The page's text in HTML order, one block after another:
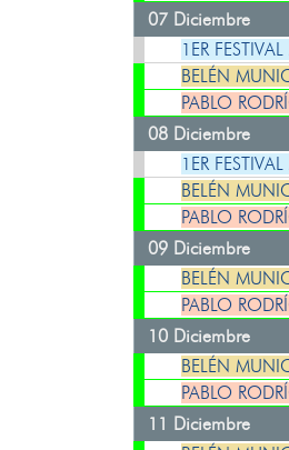
07 Diciembre
1ER
BELÉN
PABLO
08 Diciembre
1ER
BELÉN
PABLO
09 Diciembre
BELÉN
PABLO
10 Diciembre
BELÉN
PABLO
11 Diciembre